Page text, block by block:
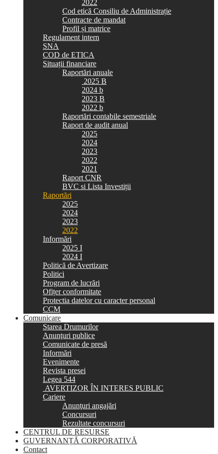
2022
Cod etică Consiliu de Administrație
Contracte de mandat
Profil și matrice
Regulament intern
SNA
COD de ETICA
Situații financiare
Raportări anuale
2025 B
2024 b
2023 B
2022 b
Raportări contabile semestriale
Raport de audit anual
2025
2024
2023
2022
2021
Raport CNR
BVC si Lista Investiții
Raportări
2025
2024
2023
2022
Informări
2025 I
2024 I
Politică de Avertizare
Politici
Program de lucrări
Ofițer conformitate
Protectia datelor cu caracter personal
CCM
Comunicare
Starea Drumurilor
Anunţuri publice
Comunicate de presă
Informări
Evenimente
Revista presei
Legea 544
AVERTIZOR ÎN INTERES PUBLIC
Cariere
Anunţuri angajări
Concursuri
Rezultate concursuri
CENTRUL DE RESURSE
GUVERNANȚĂ CORPORATIVĂ
Contact